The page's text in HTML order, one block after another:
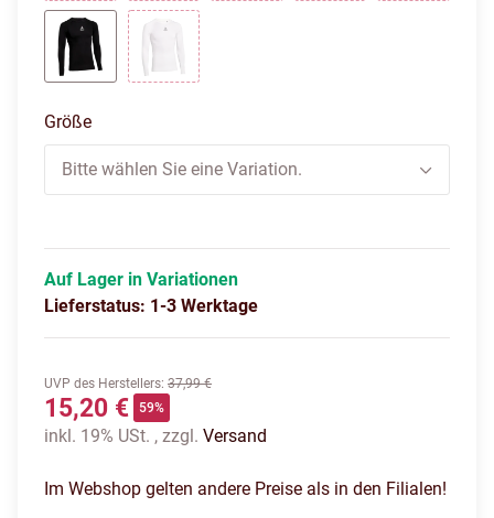
blau gelb
Größe
Bitte wählen Sie eine Variation.
Auf Lager in Variationen
Lieferstatus: 1-3 Werktage
UVP des Herstellers: 37,99 €
15,20 € 59%
inkl. 19% USt. , zzgl. Versand
Im Webshop gelten andere Preise als in den Filialen!